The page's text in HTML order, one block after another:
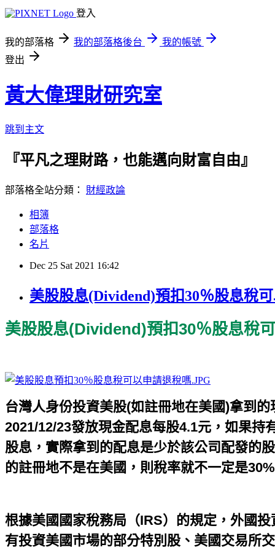
登入
我的部落格 我的部落格後台
我的帳號
登出
黃大偉理財研究室
跳到主文
『平凡之理財路，也能邁向財富自由』
部落格全站分類： 財經政論
相簿
部落格
名片
Dec 25 Sat 2021 16:42
美股股息(Dividend)預扣30％股息稅
美股股息(Dividend)預扣30％股息稅
台灣人身份投資美股(如註冊地在美國)拿到
2021/12/23發放現金配息每股4.1元，如果持
股息，實際拿到的配息是少於該公司配發的
的註冊地不是在美國，則稅率就不一定是
根據美國國家稅務局（IRS）的規定，外國
有投資美國市場的部分特別股、美國交易所